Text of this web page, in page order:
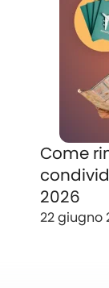
Come
2026
22 giugno